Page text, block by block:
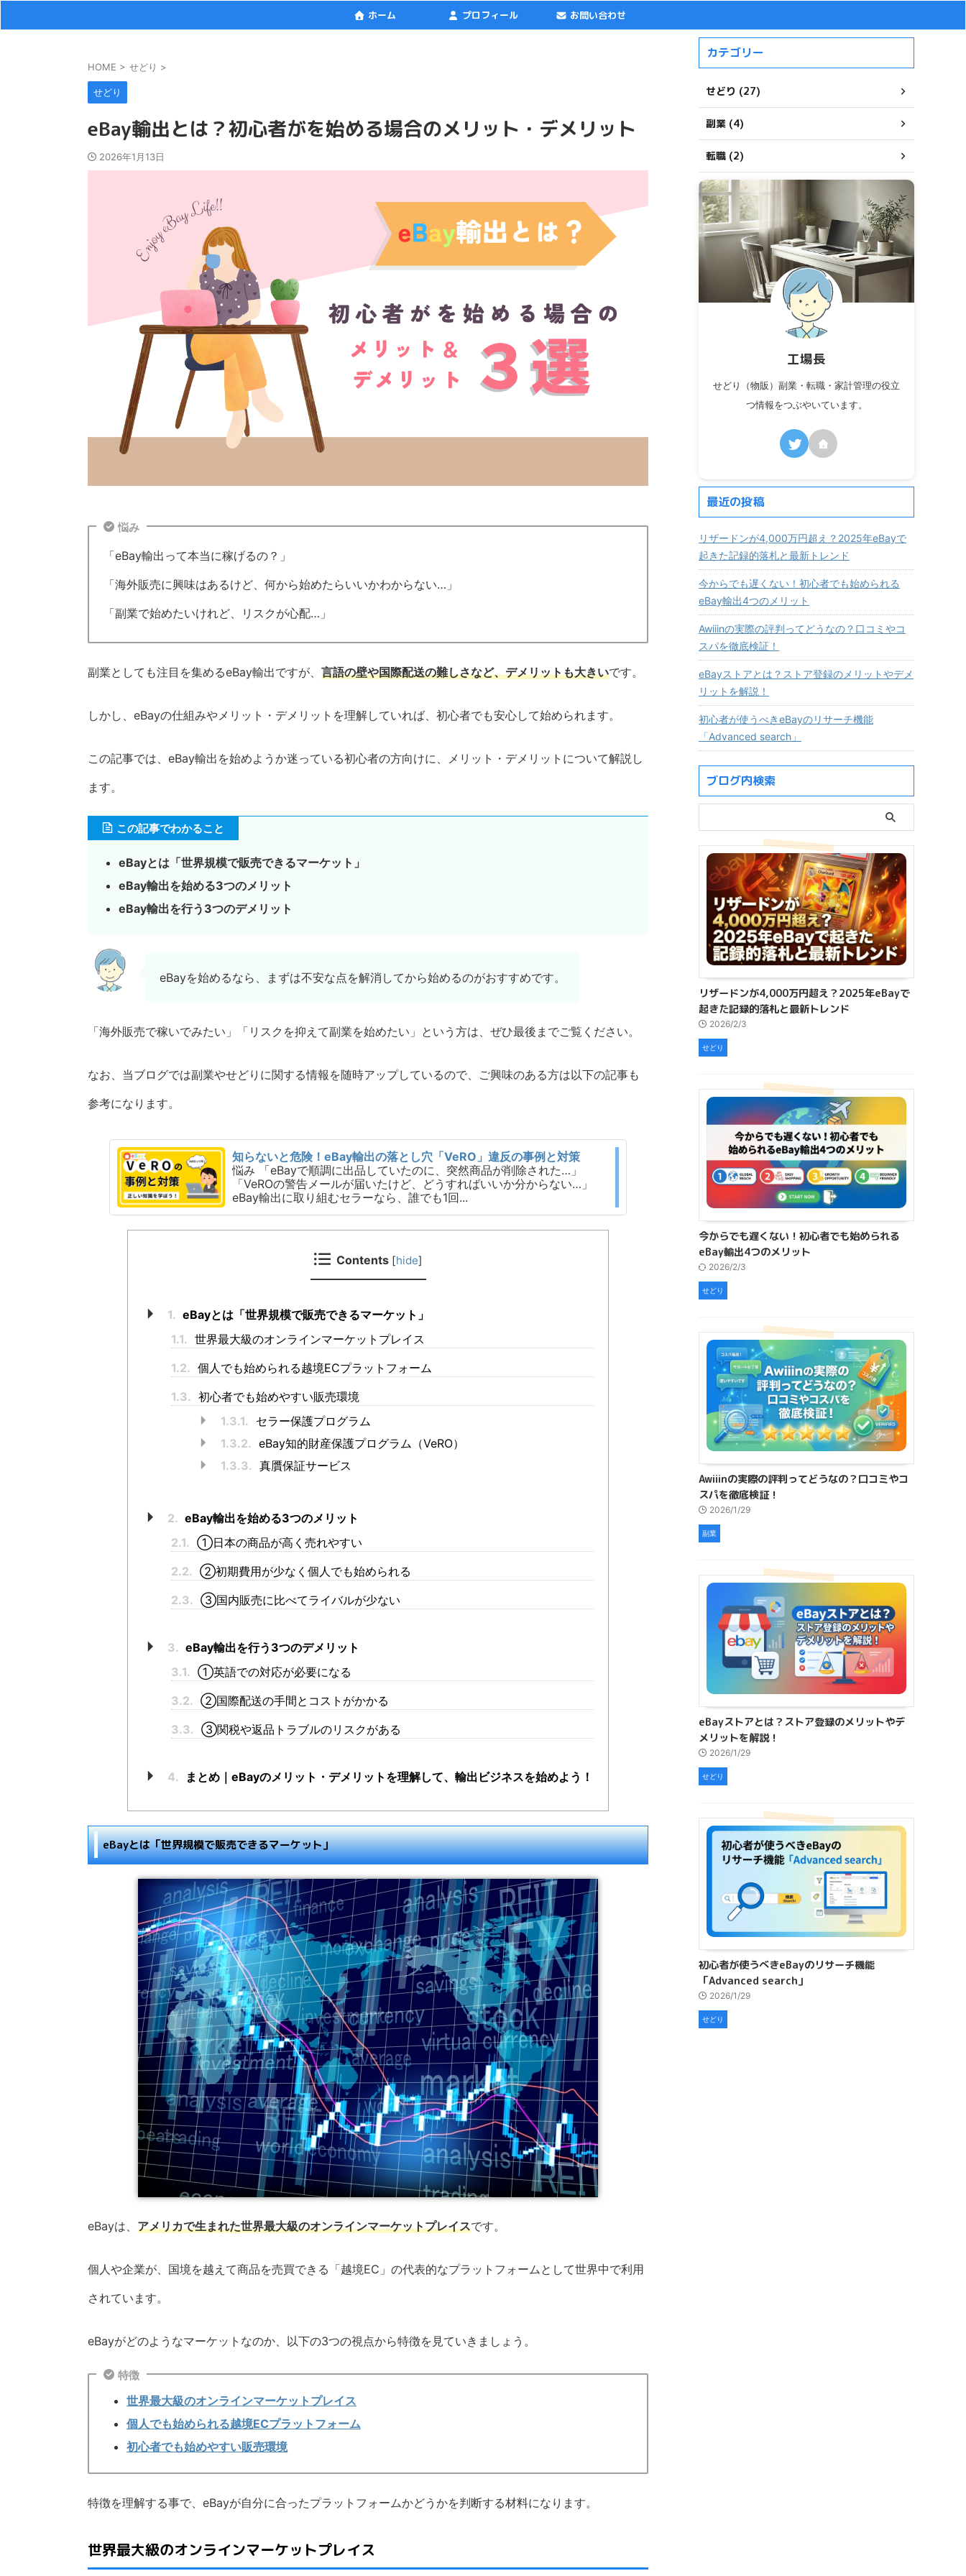
ホーム プロフィール お問い合わせ
HOME > せどり >
せどり
eBay輸出とは？初心者がを始める場合のメリット・デメリット
2026年1月13日
悩み
「eBay輸出って本当に稼げるの？」
「海外販売に興味はあるけど、何から始めたらいいかわからない…」
「副業で始めたいけれど、リスクが心配…」
副業としても注目を集めるeBay輸出ですが、 言語の壁や国際配送の難しさなど、デメリットも大きいです。
しかし、eBayの仕組みやメリット・デメリットを理解していれば、初心者でも安心して始められます。
この記事では、eBay輸出を始めようか迷っている初心者の方向けに、メリット・デメリットについて解説し
ます。
この記事でわかること
eBayとは「世界規模で販売できるマーケット」
eBay輸出を始める3つのメリット
eBay輸出を行う3つのデメリット
eBayを始めるなら、まずは不安な点を解消してから始めるのがおすすめです。
「海外販売で稼いでみたい」「リスクを抑えて副業を始めたい」という方は、ぜひ最後までご覧ください。
なお、当ブログでは副業やせどりに関する情報を随時アップしているので、ご興味のある方は以下の記事も
参考になります。
知らないと危険！eBay輸出の落とし穴「VeRO」違反の事例と対策
悩み 「eBayで順調に出品していたのに、突然商品が削除された…」
「VeROの警告メールが届いたけど、どうすればいいか分からない…」
eBay輸出に取り組むセラーなら、誰でも1回...
Contents [hide]
1. eBayとは「世界規模で販売できるマーケット」
1.1. 世界最大級のオンラインマーケットプレイス
1.2. 個人でも始められる越境ECプラットフォーム
1.3. 初心者でも始めやすい販売環境
1.3.1. セラー保護プログラム
1.3.2. eBay知的財産保護プログラム（VeRO）
1.3.3. 真贋保証サービス
2. eBay輸出を始める3つのメリット
2.1. ①日本の商品が高く売れやすい
2.2. ②初期費用が少なく個人でも始められる
2.3. ③国内販売に比べてライバルが少ない
3. eBay輸出を行う3つのデメリット
3.1. ①英語での対応が必要になる
3.2. ②国際配送の手間とコストがかかる
3.3. ③関税や返品トラブルのリスクがある
4. まとめ｜eBayのメリット・デメリットを理解して、輸出ビジネスを始めよう！
eBayとは「世界規模で販売できるマーケット」
eBayは、 アメリカで生まれた世界最大級のオンラインマーケットプレイスです。
個人や企業が、国境を越えて商品を売買できる「越境EC」の代表的なプラットフォームとして世界中で利用
されています。
eBayがどのようなマーケットなのか、以下の3つの視点から特徴を見ていきましょう。
特徴
世界最大級のオンラインマーケットプレイス
個人でも始められる越境ECプラットフォーム
初心者でも始めやすい販売環境
特徴を理解する事で、eBayが自分に合ったプラットフォームかどうかを判断する材料になります。
世界最大級のオンラインマーケットプレイス
カテゴリー
せどり (27)
副業 (4)
転職 (2)
工場長
せどり（物販）副業・転職・家計管理の役立
つ情報をつぶやいています。
最近の投稿
リザードンが4,000万円超え？2025年eBayで
起きた記録的落札と最新トレンド
今からでも遅くない！初心者でも始められる
eBay輸出4つのメリット
Awiiinの実際の評判ってどうなの？口コミやコ
スパを徹底検証！
eBayストアとは？ストア登録のメリットやデメ
リットを解説！
初心者が使うべきeBayのリサーチ機能
「Advanced search」
ブログ内検索
リザードンが4,000万円超え？2025年eBayで
起きた記録的落札と最新トレンド
2026/2/3
せどり
今からでも遅くない！初心者でも始められる
eBay輸出4つのメリット
2026/2/3
せどり
Awiiinの実際の評判ってどうなの？口コミやコ
スパを徹底検証！
2026/1/29
副業
eBayストアとは？ストア登録のメリットやデ
メリットを解説！
2026/1/29
せどり
初心者が使うべきeBayのリサーチ機能
「Advanced search」
2026/1/29
せどり